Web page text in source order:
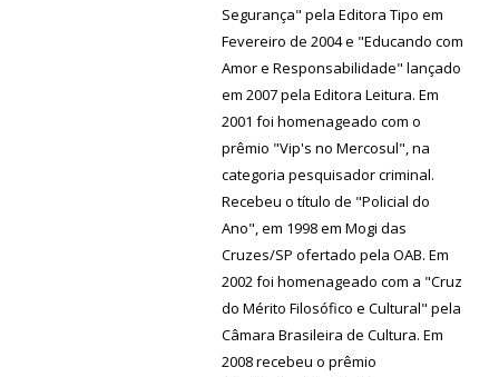
Segurança" pela Editora Tipo em
Fevereiro de 2004 e "Educando com
Amor e Responsabilidade" lançado
em 2007 pela Editora Leitura. Em
2001 foi homenageado com o
prêmio "Vip's no Mercosul", na
categoria pesquisador criminal.
Recebeu o título de "Policial do
Ano", em 1998 em Mogi das
Cruzes/SP ofertado pela OAB. Em
2002 foi homenageado com a "Cruz
do Mérito Filosófico e Cultural" pela
Câmara Brasileira de Cultura. Em
2008 recebeu o prêmio